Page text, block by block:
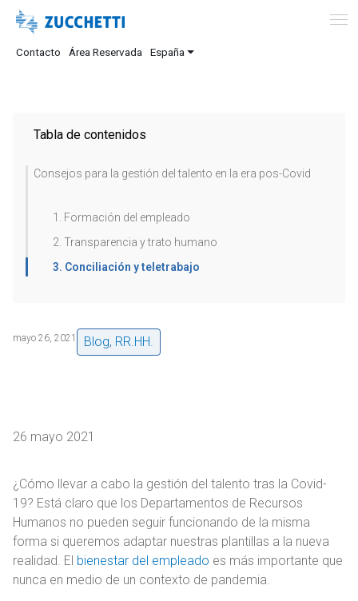
Contacto Área Reservada España
Tabla de contenidos
Consejos para la gestión del talento en la era pos-Covid
1. Formación del empleado
2. Transparencia y trato humano
3. Conciliación y teletrabajo
mayo 26, 2021 Blog, RR.HH.
26 mayo 2021
¿Cómo llevar a cabo la gestión del talento tras la Covid-
19? Está claro que los Departamentos de Recursos
Humanos no pueden seguir funcionando de la misma
forma si queremos adaptar nuestras plantillas a la nueva
realidad. El bienestar del empleado es más importante que
nunca en medio de un contexto de pandemia.